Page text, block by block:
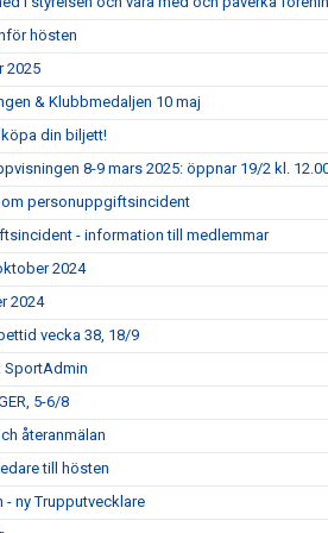
hösten
2025
& Klubbmedaljen 10 maj
din biljett!
8-9 mars 2025: öppnar 19/2 kl.
personuppgiftsincident
- information till medlemmar
2024
2024
vecka 38, 18/9
SportAdmin
5-6/8
återanmälan
till hösten
- ny Trupputvecklare